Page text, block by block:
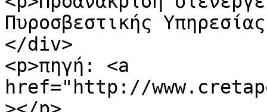
Πυροσβεστικής
</div>
<p>πηγή: <a
href="http://